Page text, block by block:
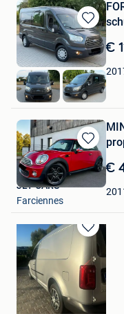
Bewaren
in
Mijn
Favorieten
€
Elvir
Hasselt
Bewaren
in
Mijn
Favorieten
€
JLT CARS
Farciennes
Bewaren
Mijn
Favorieten
Jens B
Maldegem